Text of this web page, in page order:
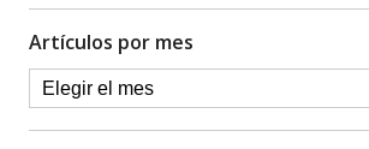
Artículos por mes